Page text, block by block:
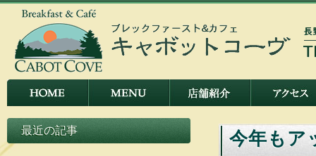
今年もア
最近の記事